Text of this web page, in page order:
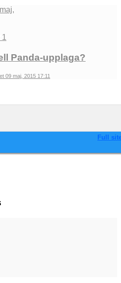
1
Panda-upplaga?
09 maj, 2015 17:11
Full